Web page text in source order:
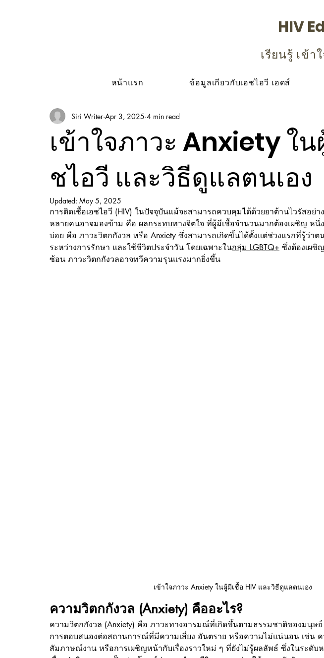
HIV
เรียนรู้ เข้า
หน้าแรก ข้อมูลเกียวกับเอชไอวี เอดส์
เข้าใจภาวะ Anxiety ใน
ชไอวี และวิธีดูแลตนเอง
Siri Writer Apr 3, 2025 4 min read
Updated: May 5, 2025
การติดเชื้อเอชไอวี (HIV) ในปัจจุบันแม้จะสามารถควบคุมได้ด้วยยาต้านไวรัสอย่
หลายคนอาจมองข้าม คือ ผลกระทบทางจิตใจ ที่ผู้มีเชื้อจำนวนมากต้องเผชิญ ห
บ่อย คือ ภาวะวิตกกังวล หรือ Anxiety ซึ่งสามารถเกิดขึ้นได้ตั้งแต่ช่วงแรกที่รู้ว่าต
ระหว่างการรักษา และใช้ชีวิตประจำวัน โดยเฉพาะในกลุ่ม LGBTQ+ ซึ่งต้องเผชิ
ซ้อน ภาวะวิตกกังวลอาจทวีความรุนแรงมากยิ่งขึ้น
เข้าใจภาวะ Anxiety ในผู้มีเชื้อ HIV และวิธีดูแลตนเอง
ความวิตกกังวล (Anxiety) คืออะไร?
ความวิตกกังวล (Anxiety) คือ ภาวะทางอารมณ์ที่เกิดขึ้นตามธรรมชาติของมนุษย์
การตอบสนองต่อสถานการณ์ที่มีความเสี่ยง อันตราย หรือความไม่แน่นอน เช่น
สัมภาษณ์งาน หรือการเผชิญหน้ากับเรื่องราวใหม่ ๆ ที่ยังไม่รู้ผลลัพธ์ ซึ่งในระดับ